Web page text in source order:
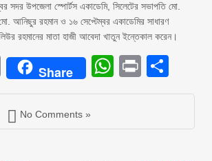
সদর উপজেলা স্পোর্টস একাডেমি, সিলেটের সভাপতি মো.
আনিছুর রহমান ও ১৬ সেপ্টেম্বর একাডেমির সাধারণ
রহমানের মাতা হাজী আবেদা খাতুন ইন্তেকাল করেন।
EmailShare Print
No Comments »